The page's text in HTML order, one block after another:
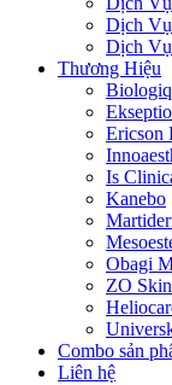
Dịch
Dịch
Thương Hiệu
Ericson
Is
Kanebo
Obagi
ZO
Combo sản
Liên hệ